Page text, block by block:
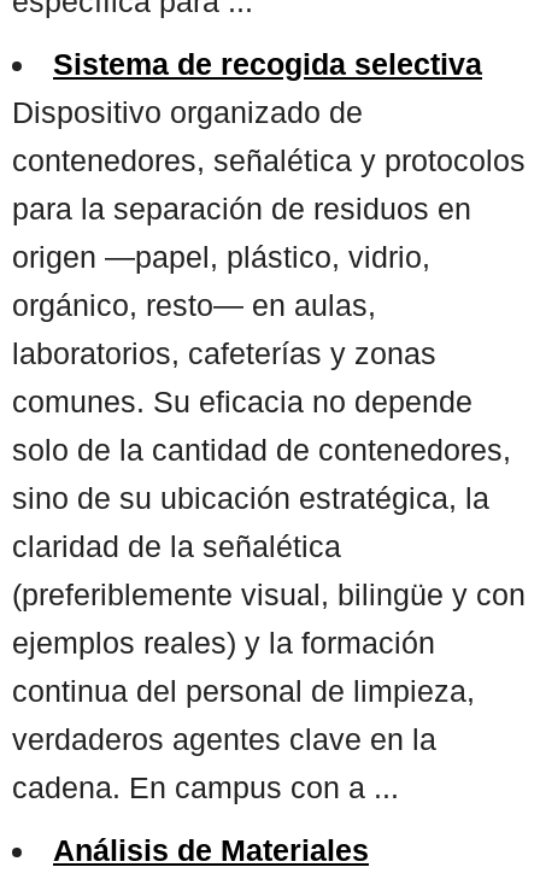
Sistema de recogida selectiva
Dispositivo organizado de
contenedores, señalética y protocolos
para la separación de residuos en
origen —papel, plástico, vidrio,
orgánico, resto— en aulas,
laboratorios, cafeterías y zonas
comunes. Su eficacia no depende
solo de la cantidad de contenedores,
sino de su ubicación estratégica, la
claridad de la señalética
(preferiblemente visual, bilingüe y con
ejemplos reales) y la formación
continua del personal de limpieza,
verdaderos agentes clave en la
cadena. En campus con a ...
Análisis de Materiales